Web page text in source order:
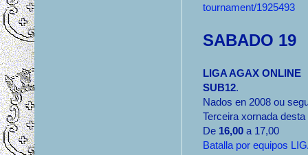
tournament/1925493
SABADO 19
LIGA AGAX ONLINE
SUB12.
Nados en 2008 ou
Terceira xornada desta
De 16,00 a 17,00
Batalla por equipos